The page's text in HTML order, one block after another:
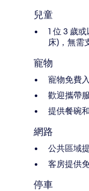
兒童
1 位 3 歲
床)，無需
寵物
寵物免費
歡迎攜帶
提供餐碗
網路
公共區域
客房提供
停車